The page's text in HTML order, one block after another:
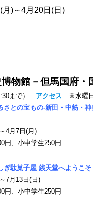
月)～4月20日(日)
博物館－但馬国府
まで） アクセス ※水曜
との宝もの-新田・中筋・
4月7日(月)
円、小中学生250円
駄菓子屋 銭天堂へようこそ
7月13日(日)
円、小中学生250円